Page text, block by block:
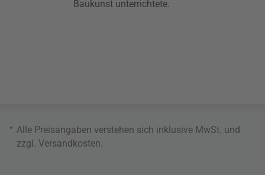
Baukunst unterrichtete.
* Alle Preisangaben verstehen sich inklusive MwSt. und
zzgl. Versandkosten.